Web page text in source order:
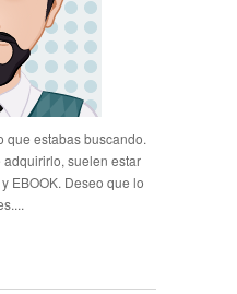
que estabas buscando.
suelen estar
EBOOK. Deseo que lo